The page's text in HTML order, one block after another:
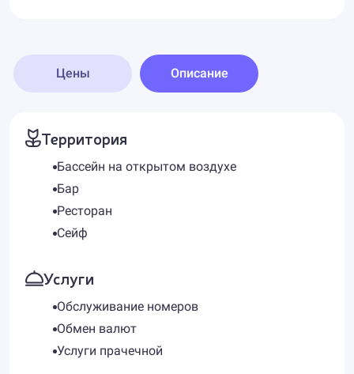
Цены Описание
Территория
Бассейн на открытом воздухе
Бар
Ресторан
Сейф
Услуги
Обслуживание номеров
Обмен валют
Услуги прачечной